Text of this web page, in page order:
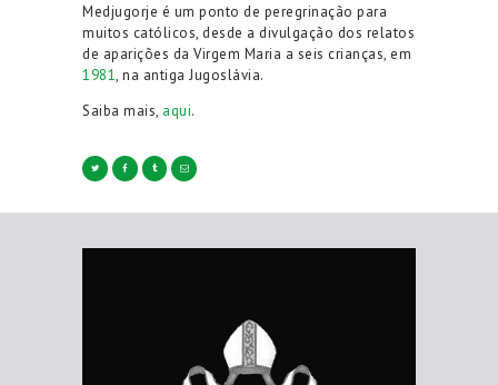
Medjugorje é um ponto de peregrinação para
muitos católicos, desde a divulgação dos relatos
de aparições da Virgem Maria a seis crianças, em
1981, na antiga Jugoslávia.
Saiba mais, aqui.